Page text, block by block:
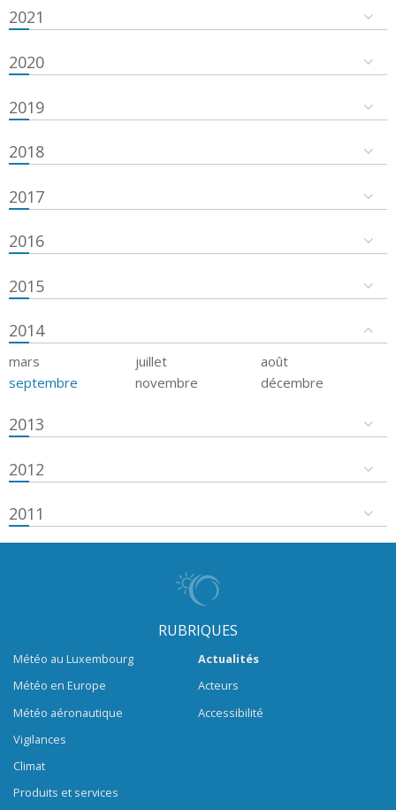
2021
2020
2019
2018
2017
2016
2015
2014
mars juillet
août
septembre
novembre décembre
2013
2012
2011
RUBRIQUES
Météo au Luxembourg
Météo en Europe
Météo aéronautique
Vigilances
Climat
Produits et services
Actualités
Acteurs
Accessibilité